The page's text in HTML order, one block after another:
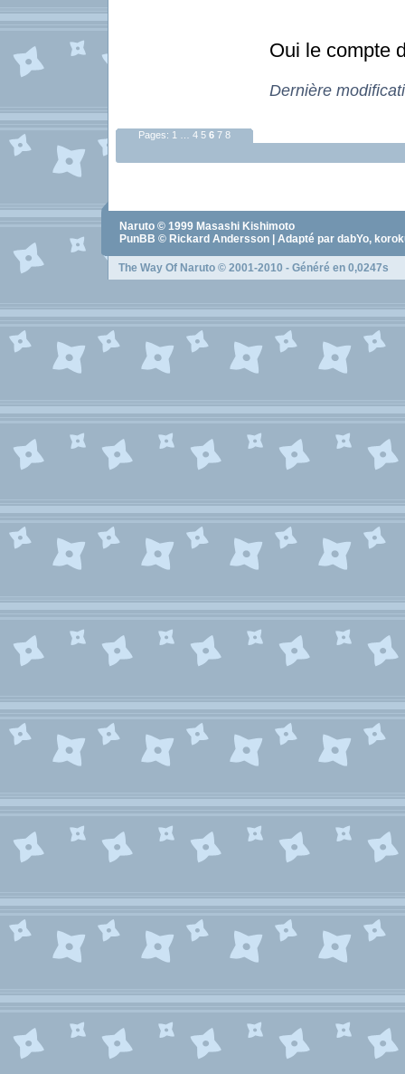
Oui le compte
Dernière
Pages: 1 4 5 6 7 8
Naruto © 1999 Masashi Kishimoto
PunBB © Rickard Andersson | Adapté par dabYo,
The Way Of Naruto © 2001-2010 - Généré en 0,0247s